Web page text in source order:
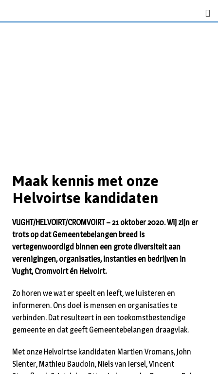
Maak kennis met onze
Helvoirtse kandidaten
VUGHT/HELVOIRT/CROMVOIRT – 21 oktober 2020. Wij zijn er
trots op dat Gemeentebelangen breed is
vertegenwoordigd binnen een grote diversiteit aan
verenigingen, organisaties, instanties en bedrijven in
Vught, Cromvoirt én Helvoirt.
Zo horen we wat er speelt en leeft, we luisteren en
informeren. Ons doel is mensen en organisaties te
verbinden. Dat resulteert in een toekomstbestendige
gemeente en dat geeft Gemeentebelangen draagvlak.
Met onze Helvoirtse kandidaten Martien Vromans, John
Slenter, Mathieu Baudoin, Niels van Iersel, Vincent